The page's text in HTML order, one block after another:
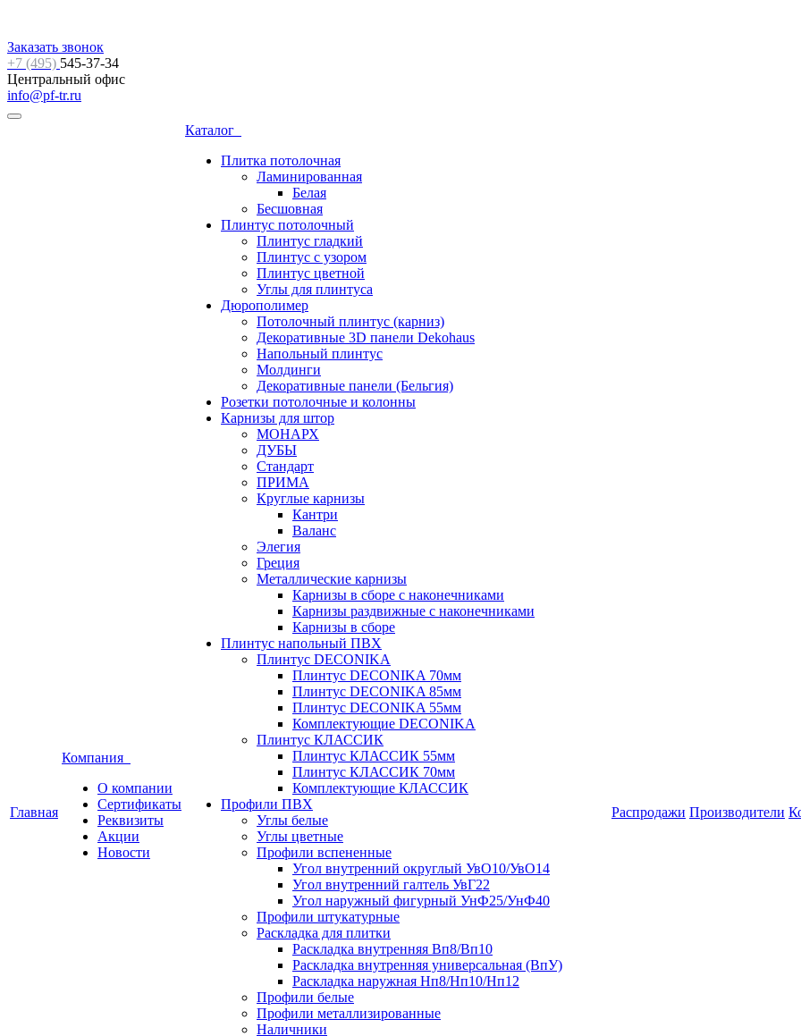
Заказать звонок
+7 (495) 545-37-34
Центральный офис
info@pf-tr.ru
Главная
Компания
О компании
Сертификаты
Реквизиты
Акции
Новости
Каталог
Плитка потолочная
Ламинированная
Белая
Бесшовная
Плинтус потолочный
Плинтус гладкий
Плинтус с узором
Плинтус цветной
Углы для плинтуса
Дюрополимер
Потолочный плинтус (карниз)
Декоративные 3D панели Dekohaus
Напольный плинтус
Молдинги
Декоративные панели (Бельгия)
Розетки потолочные и колонны
Карнизы для штор
МОНАРХ
ДУБЫ
Стандарт
ПРИМА
Круглые карнизы
Кантри
Валанс
Элегия
Греция
Металлические карнизы
Карнизы в сборе с наконечниками
Карнизы раздвижные с наконечниками
Карнизы в сборе
Плинтус напольный ПВХ
Плинтус DECONIKA
Плинтус DECONIKA 70мм
Плинтус DECONIKA 85мм
Плинтус DECONIKA 55мм
Комплектующие DECONIKA
Плинтус КЛАССИК
Плинтус КЛАССИК 55мм
Плинтус КЛАССИК 70мм
Комплектующие КЛАССИК
Профили ПВХ
Углы белые
Углы цветные
Профили вспененные
Угол внутренний округлый УвО10/УвО14
Угол внутренний галтель УвГ22
Угол наружный фигурный УнФ25/УнФ40
Профили штукатурные
Раскладка для плитки
Раскладка внутренняя Вп8/Вп10
Раскладка внутренняя универсальная (ВпУ)
Раскладка наружная Нп8/Нп10/Нп12
Профили белые
Профили металлизированные
Наличники
Распродажи Производители